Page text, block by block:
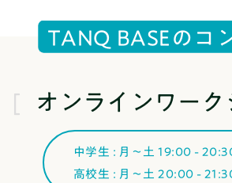
TANQ BASE の コ
オンラインワーク
中学生 : 月〜土 19:00 -
高校生 : 月〜土 20:00 -